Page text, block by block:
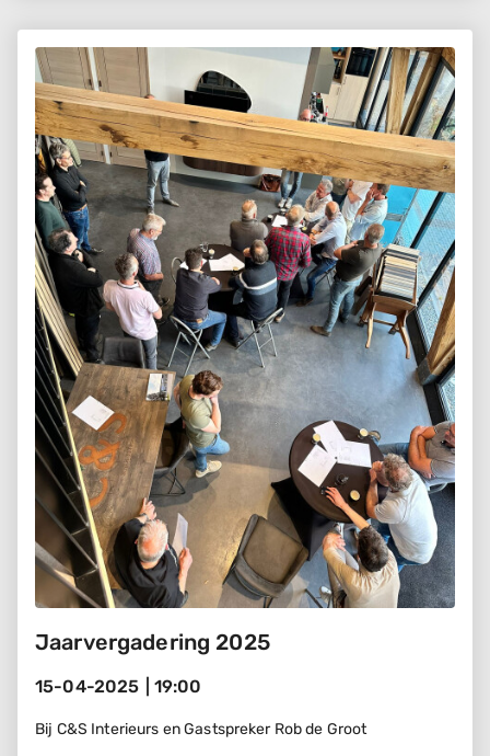
Jaarvergadering 2025
15-04-2025 19:00
Bij C&S Interieurs en Gastspreker Rob de Groot